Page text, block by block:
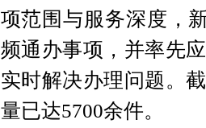
项范围与服务深度，
频通办事项，并率先
实时解决办理问题。
量已达5700余件。